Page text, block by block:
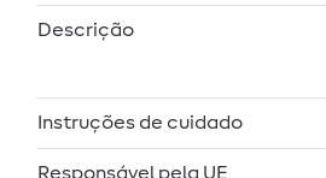
Descrição
Instruções de cuidado
Responsável pela UE